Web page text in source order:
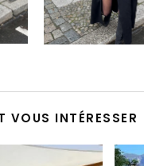
VOUS INTÉRESSER
Ce produit a plusieurs variations. Les options peuvent être choisies sur la page du produit